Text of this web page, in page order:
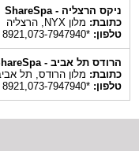
ניקס הרצליה - ShareSpa
כתובת:מלון NYX, הרצליה
טלפון:*8921,073-7947940
הרודס תל אביב - ShareSpa
כתובת:מלון הרודס, תל אביב
טלפון:*8921,073-7947940